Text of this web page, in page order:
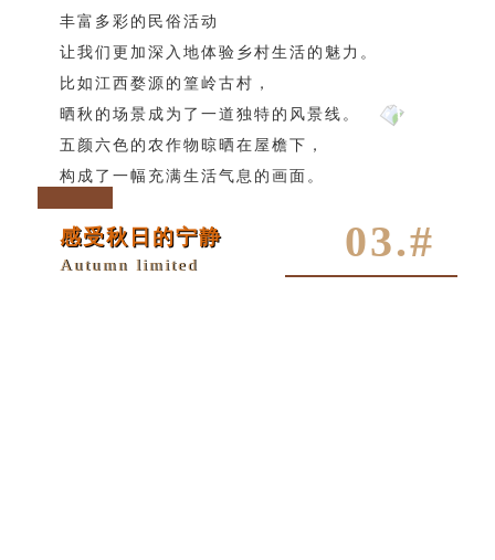
丰富多彩的民俗活动
让我们更加深入地体验乡村生活的魅力。
比如江西婺源的篁岭古村，
晒秋的场景成为了一道独特的风景线。
五颜六色的农作物晾晒在屋檐下，
构成了一幅充满生活气息的画面。
感受秋日的宁静
Autumn limited 03.#